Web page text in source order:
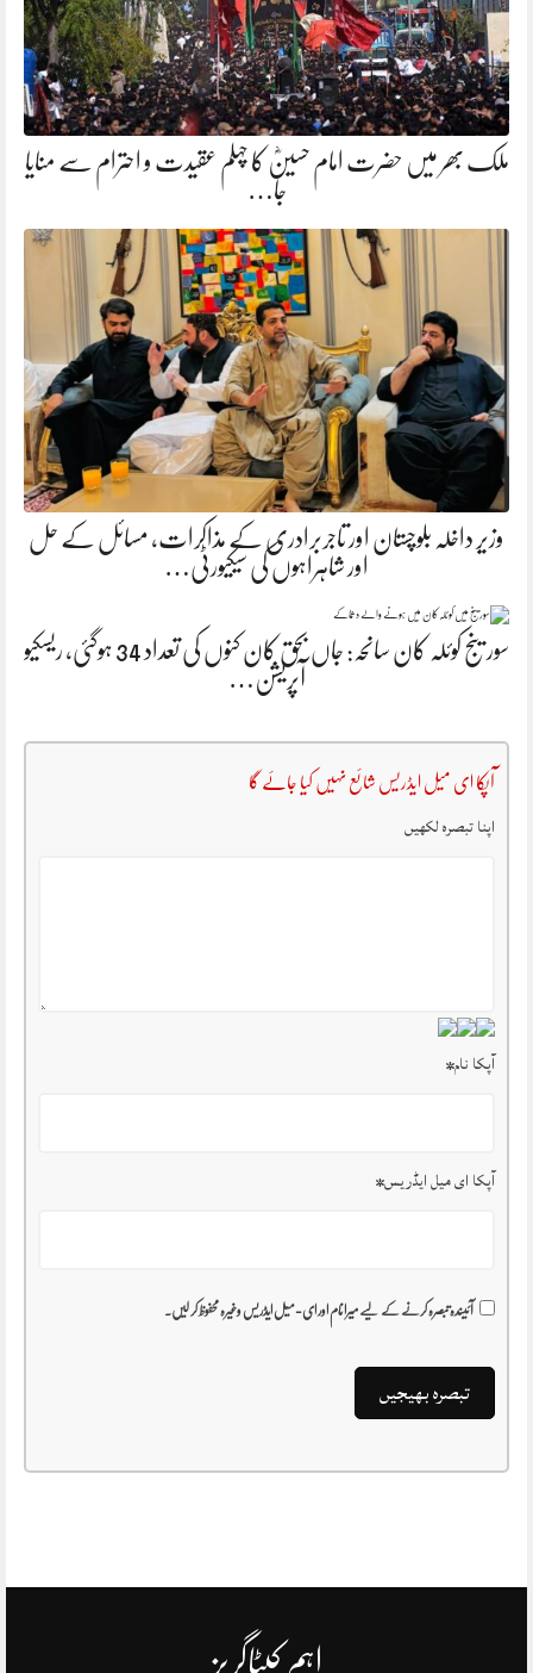
ملک بھر میں حضرت امام حسینؓ کا چہلم عقیدت و احترام سے منایا
جا…
وزیر داخلہ بلوچستان اور تاجربرادری کے مذاکرات، مسائل کے حل
اور شاہراہوں کی سیکیورٹی…
سورینج کوئلہ کان سانحہ: جاں بحق کان کنوں کی تعداد 34 ہوگئی، ریسکیو
آپریشن…
آپکا ای میل ایڈریس شائع نہیں کیا جائے گا
اپنا تبصرہ لکھیں
آپکا نام*
آپکا ای میل ایڈریس*
آئیندہ تبصرہ کرنے کے لیے میرا نام اور ای-میل ایڈریس وغیرہ محفوظ کر لیں۔
اہم کیٹاگریز